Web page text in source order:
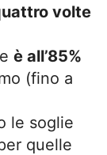
volte
è all’85%
(fino a
le soglie
quelle